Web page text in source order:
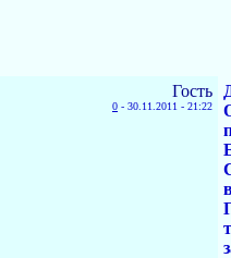
Гость
0 - 30.11.2011 - 21:22